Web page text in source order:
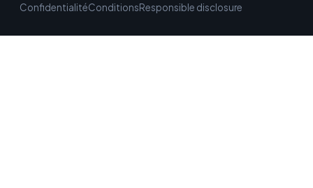
ConfidentialitéConditionsResponsible disclosure